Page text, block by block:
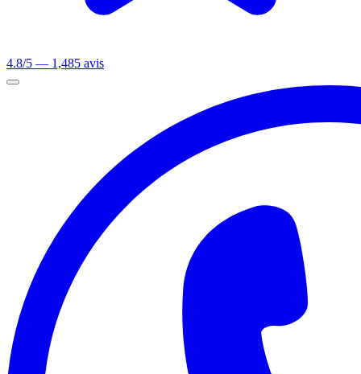
4.8/5 — 1,485 avis
Ouvrir le menu